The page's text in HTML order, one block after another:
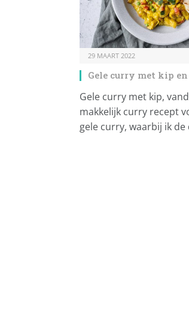
29 MAART 2022
Gele curry met kip
Gele curry met kip,
makkelijk curry recept
gele curry, waarbij ik